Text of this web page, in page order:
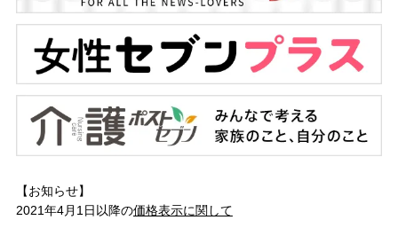
【お知らせ】
2021年4月1日以降の価格表示に関して